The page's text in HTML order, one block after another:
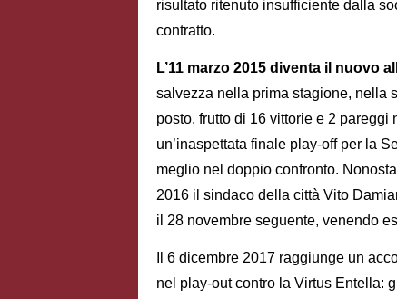
risultato ritenuto insufficiente dalla
contratto.
L’11 marzo 2015 diventa il nuovo
salvezza nella prima stagione, nella
posto, frutto di 16 vittorie e 2
un’inaspettata finale play-off per la
meglio nel doppio confronto.
2016 il sindaco della città Vito
il 28 novembre seguente, venendo
Il 6 dicembre 2017 raggiunge un
nel play-out contro la Virtus Entella: